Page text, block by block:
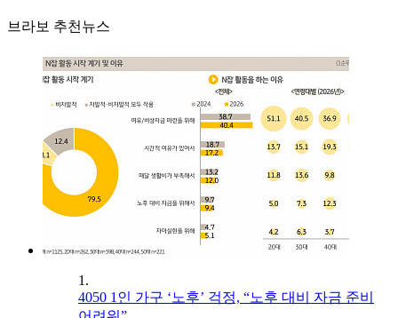
브라보 추천뉴스
1.
4050 1인 가구 ‘노후’ 걱정, “노후 대비 자금 준비